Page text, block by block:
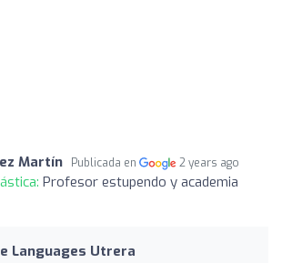
Martín Publicada en 2 years ago
Profesor estupendo y academia
Languages Utrera